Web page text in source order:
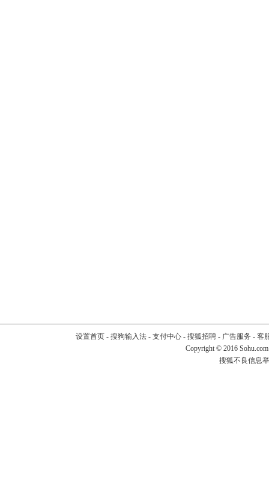
设置首页- 搜狗输入法- 支付中心- 搜狐招聘- 广告服务 - 客
Copyright © 2016
搜狐不良信息